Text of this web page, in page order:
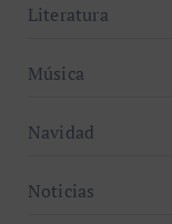
Literatura
Música
Navidad
Noticias